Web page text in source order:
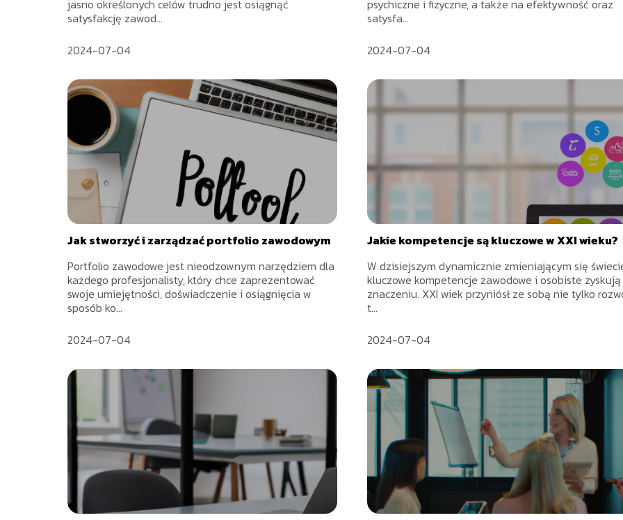
jasno określonych celów trudno jest osiągnąć
satysfakcję zawod...
2024-07-04
psychiczne i fizyczne, a także na efektywność oraz
satysfa...
2024-07-04
Jak stworzyć i zarządzać portfolio zawodowym
Portfolio zawodowe jest nieodzownym narzędziem dla
każdego profesjonalisty, który chce zaprezentować
swoje umiejętności, doświadczenie i osiągnięcia w
sposób ko...
2024-07-04
Jakie kompetencje są kluczowe w XXI wieku?
W dzisiejszym dynamicznie zmieniającym się
kluczowe kompetencje zawodowe i osobiste
znaczeniu. XXI wiek przyniósł ze sobą nie tylko
t...
2024-07-04